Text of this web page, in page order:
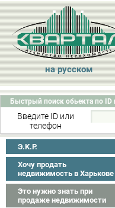
на русском
Быстрый поиск обьекта по ID
Введите ID или
телефон
Э.K.P.
Хочу продать
недвижимость в Харькове
Это нужно знать при
продаже недвижимости